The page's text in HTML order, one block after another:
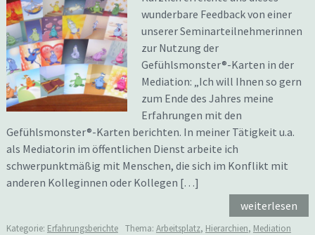
wunderbare Feedback von einer
unserer Seminarteilnehmerinnen
zur Nutzung der
Gefühlsmonster®-Karten in der
Mediation: „Ich will Ihnen so gern
zum Ende des Jahres meine
Erfahrungen mit den
Gefühlsmonster®-Karten berichten. In meiner Tätigkeit u.a.
als Mediatorin im öffentlichen Dienst arbeite ich
schwerpunktmäßig mit Menschen, die sich im Konflikt mit
anderen Kolleginnen oder Kollegen […]
weiterlesen
Kategorie: Erfahrungsberichte Thema: Arbeitsplatz, Hierarchien, Mediation